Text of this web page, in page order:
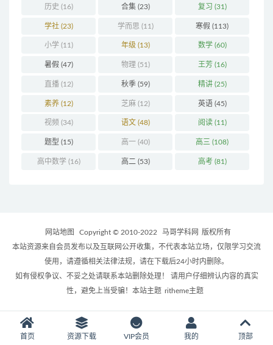
历史 (16) 合集(23) 复习 (31)
学社(23) 学而思 (11) 寒假 (113)
小学(11) 年级 (13) 数学(60)
暑假 (47) 物理 (51) 王芳(16)
直播(12) 秋季(59) 精讲(25)
素养(12) 芝麻(12) 英语(45)
视频 (34) 语文 (48) 阅读(11)
题型 (15) 高一(40) 高三 (108)
高中数学(16) 高二 (53) 高考(81)
网站地图 Copyright © 2010-2022 马哥学科网 版权所有
本站资源来自会员发布以及互联网公开收集，不代表本站立场，仅限学习交流
使用，请遵循相关法律法规，请在下载后24小时内删除。
如有侵权争议、不妥之处请联系本站删除处理！ 请用户仔细辨认内容的真实
性，避免上当受骗！本站主题 ritheme主题
首页 资源下载 VIP会员 我的 顶部